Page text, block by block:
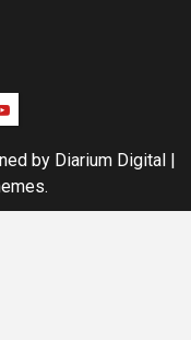
by Diarium Digital